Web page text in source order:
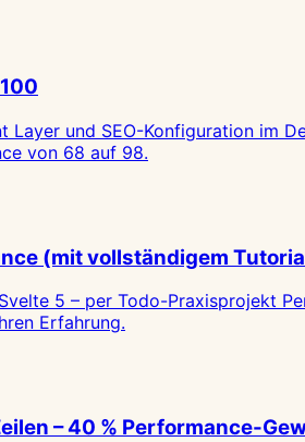
und SEO-Konfiguration im
von 68 auf 98.
(mit vollständigem
5 – per Todo-Praxisprojekt
Erfahrung.
– 40 % Performance-